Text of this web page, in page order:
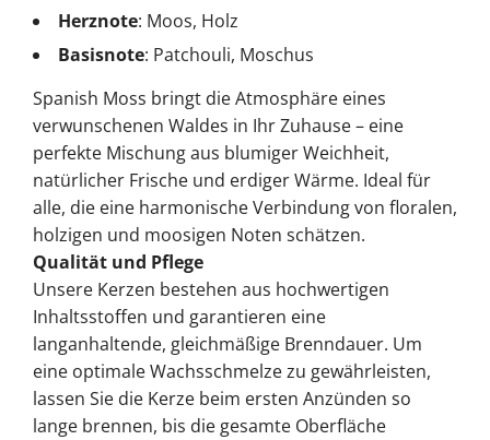
Herznote: Moos, Holz
Basisnote: Patchouli, Moschus
Spanish Moss bringt die Atmosphäre eines
verwunschenen Waldes in Ihr Zuhause – eine
perfekte Mischung aus blumiger Weichheit,
natürlicher Frische und erdiger Wärme. Ideal für
alle, die eine harmonische Verbindung von floralen,
holzigen und moosigen Noten schätzen.
Qualität und Pflege
Unsere Kerzen bestehen aus hochwertigen
Inhaltsstoffen und garantieren eine
langanhaltende, gleichmäßige Brenndauer. Um
eine optimale Wachsschmelze zu gewährleisten,
lassen Sie die Kerze beim ersten Anzünden so
lange brennen, bis die gesamte Oberfläche